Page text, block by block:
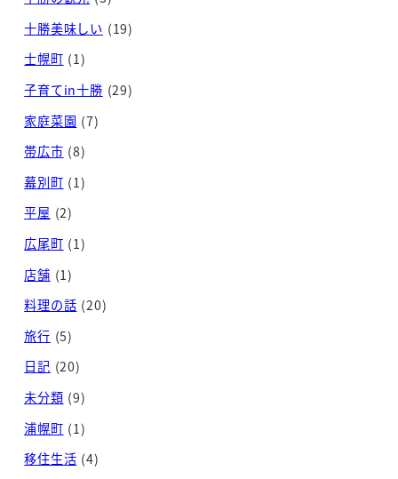
十勝美味しい (19)
士幌町 (1)
子育てin十勝 (29)
家庭菜園 (7)
帯広市 (8)
幕別町 (1)
平屋 (2)
広尾町 (1)
店舗 (1)
料理の話 (20)
旅行 (5)
日記 (20)
未分類 (9)
浦幌町 (1)
移住生活 (4)